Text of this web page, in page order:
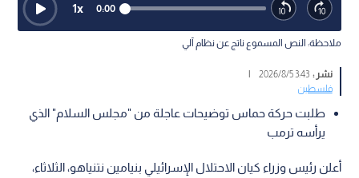
0:00
1x
ملاحظة: النص المسموع ناتج عن نظام آلي
نشر :3:43 2026/8/5
|
فلسطين
طلبت حركة حماس توضيحات عاجلة من "مجلس السلام" الذي
يرأسه ترمب
أعلن رئيس وزراء كيان الاحتلال الإسرائيلي بنيامين نتنياهو، الثلاثاء،